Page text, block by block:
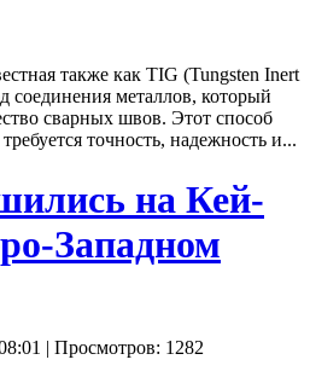
также как TIG (Tungsten Inert
металлов, который
сварных швов. Этот способ
точность, надежность и...
на Кей-
Западном
| Просмотров: 1282